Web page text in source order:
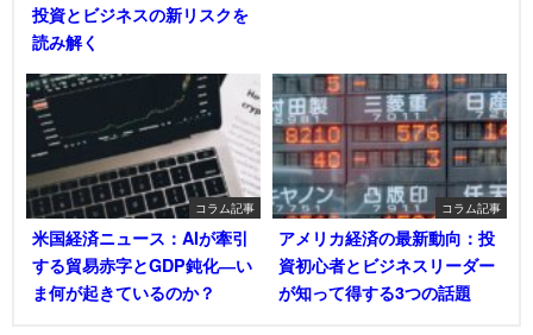
投資とビジネスの新リスクを
読み解く
コラム記事
米国経済ニュース：AIが牽引
する貿易赤字とGDP鈍化―い
ま何が起きているのか？
コラム記事
アメリカ経済の最新動向：投
資初心者とビジネスリーダー
が知って得する3つの話題